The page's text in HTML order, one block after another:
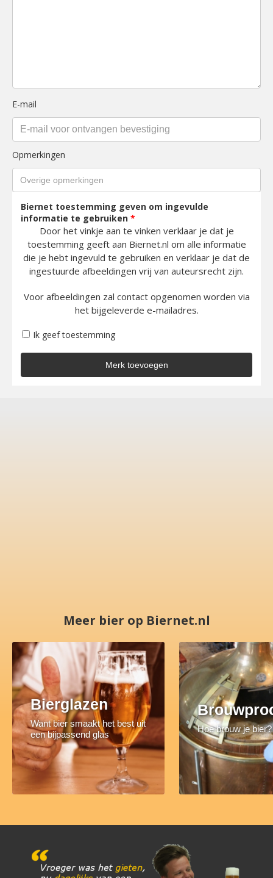
E-mail
Opmerkingen
Biernet toestemming geven om ingevulde
informatie te gebruiken *
Door het vinkje aan te vinken verklaar je dat je
toestemming geeft aan Biernet.nl om alle informatie
die je hebt ingevuld te gebruiken en verklaar je dat de
ingestuurde afbeeldingen vrij van auteursrecht zijn.
Voor afbeeldingen zal contact opgenomen worden via
het bijgeleverde e-mailadres.
Ik geef toestemming
Meer bier op Biernet.nl
Bierglazen
Want bier smaakt het best uit
een bijpassend glas
Hoe brouw je bier?